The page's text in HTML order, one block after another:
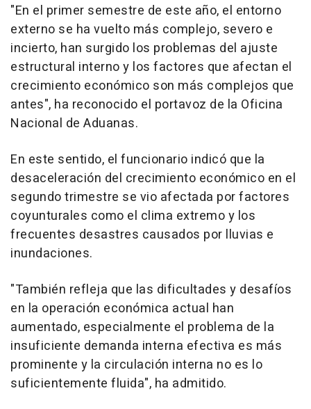
"En el primer semestre de este año, el entorno
externo se ha vuelto más complejo, severo e
incierto, han surgido los problemas del ajuste
estructural interno y los factores que afectan el
crecimiento económico son más complejos que
antes", ha reconocido el portavoz de la Oficina
Nacional de Aduanas.
En este sentido, el funcionario indicó que la
desaceleración del crecimiento económico en el
segundo trimestre se vio afectada por factores
coyunturales como el clima extremo y los
frecuentes desastres causados por lluvias e
inundaciones.
"También refleja que las dificultades y desafíos
en la operación económica actual han
aumentado, especialmente el problema de la
insuficiente demanda interna efectiva es más
prominente y la circulación interna no es lo
suficientemente fluida", ha admitido.